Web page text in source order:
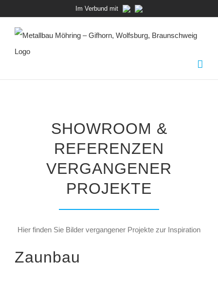
springen
Im Verbund mit
SHOWROOM &
REFERENZEN
VERGANGENER
PROJEKTE
Hier finden Sie Bilder vergangener Projekte zur Inspiration
Zaunbau